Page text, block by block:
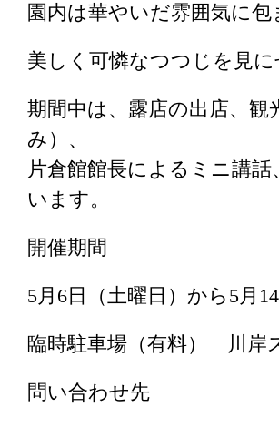
園内は華やいだ雰囲気に
美しく可憐なつつじを見
期間中は、露店の出店、
み）、
片倉館館長によるミニ講
います。
開催期間
5月6日（土曜日）から5月
臨時駐車場（有料） 川岸
問い合わせ先